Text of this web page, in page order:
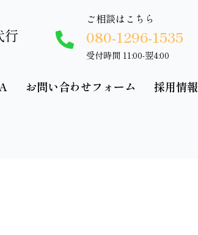
行
ご相談はこちら
080-1296-1535
受付時間 11:00-翌4:00
お問い合わせフォーム 採用情報